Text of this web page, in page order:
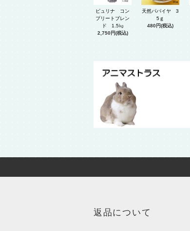
ピュリナ コン
プリートブレン
ド 1.5㎏
2,750円(税込)
天然パパイヤ 3
5ｇ
480円(税込)
返品について